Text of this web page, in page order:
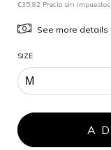
€35,82 Precio sin
See more details
SIZE